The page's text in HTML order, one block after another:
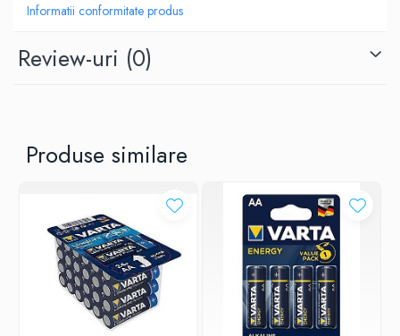
Informatii conformitate produs
Review-uri (0)
Produse similare